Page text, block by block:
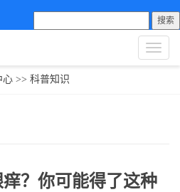
搜索
导
航
心 >> 科普知识
？你可能得了这种